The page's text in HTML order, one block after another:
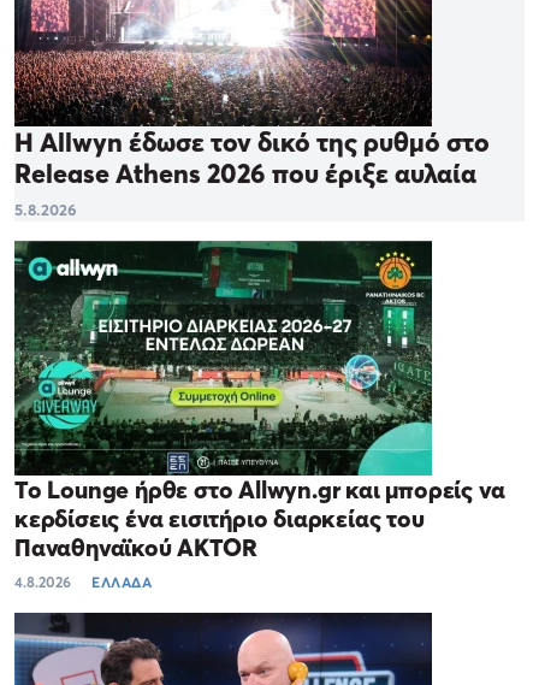
Η Allwyn έδωσε τον δικό της ρυθμό στο
Release Athens 2026 που έριξε αυλαία
5.8.2026
Το Lounge ήρθε στο Allwyn.gr και μπορείς να
κερδίσεις ένα εισιτήριο διαρκείας του
Παναθηναϊκού AKTOR
4.8.2026 ΕΛΛΑΔΑ